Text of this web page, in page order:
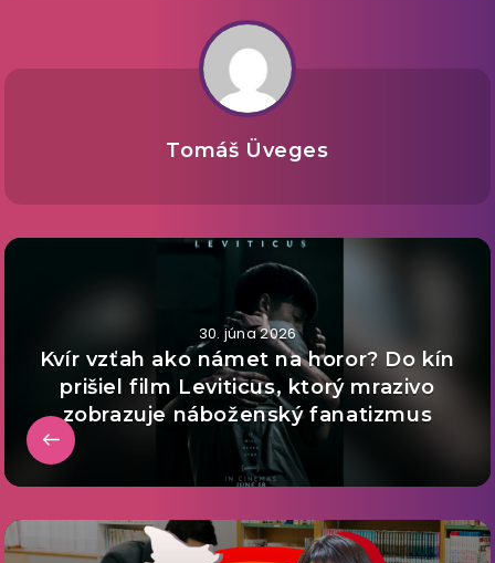
Tomáš Üveges
30. júna 2026
Kvír vzťah ako námet na horor? Do kín
prišiel film Leviticus, ktorý mrazivo
zobrazuje náboženský fanatizmus